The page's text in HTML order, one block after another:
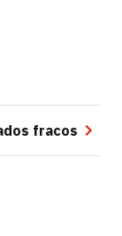
fracos